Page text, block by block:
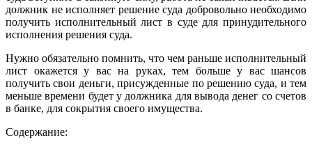
должник не исполняет решение суда добровольно необходимо
получить исполнительный лист в суде для принудительного
исполнения решения суда.
Нужно обязательно помнить, что чем раньше исполнительный
лист окажется у вас на руках, тем больше у вас шансов
получить свои деньги, присужденные по решению суда, и тем
меньше времени будет у должника для вывода денег со счетов
в банке, для сокрытия своего имущества.
Содержание: